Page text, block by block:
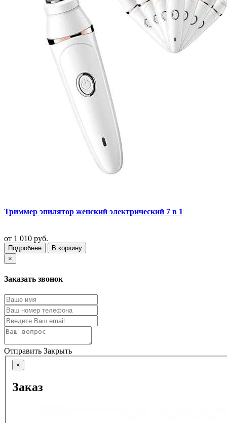
Триммер эпилятор женский электрический 7 в 1
от 1 010 руб.
Подробнее
В корзину
×
Заказать звонок
Отправить Закрыть
×
Заказ